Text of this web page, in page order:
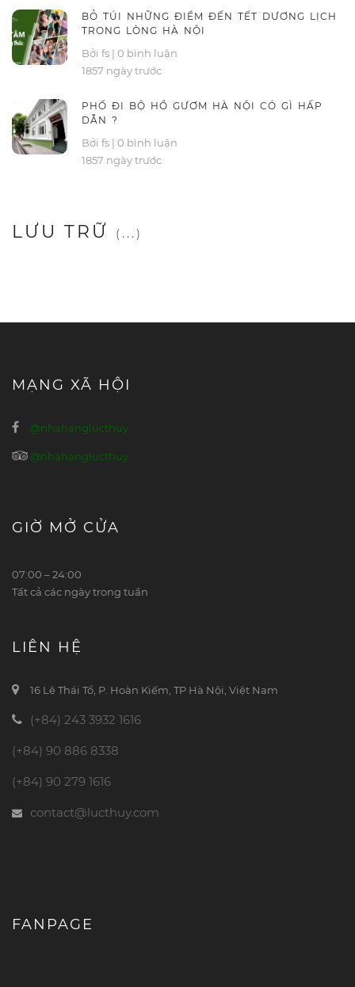
BỎ TÚI NHỮNG ĐIỂM ĐẾN TẾT DƯƠNG LỊCH
TRONG LÒNG HÀ NỘI
Bởi fs | 0 bình luận
1857 ngày trước
PHỐ ĐI BỘ HỒ GƯƠM HÀ NỘI CÓ GÌ HẤP
DẪN ?
Bởi fs | 0 bình luận
1857 ngày trước
LƯU TRỮ (...)
MẠNG XÃ HỘI
@nhahanglucthuy
@nhahanglucthuy
GIỜ MỞ CỬA
07:00 – 24:00
Tất cả các ngày trong tuần
LIÊN HỆ
16 Lê Thái Tổ, P. Hoàn Kiếm, TP Hà Nội, Việt Nam
(+84) 243 3932 1616
(+84) 90 886 8338
(+84) 90 279 1616
contact@lucthuy.com
FANPAGE